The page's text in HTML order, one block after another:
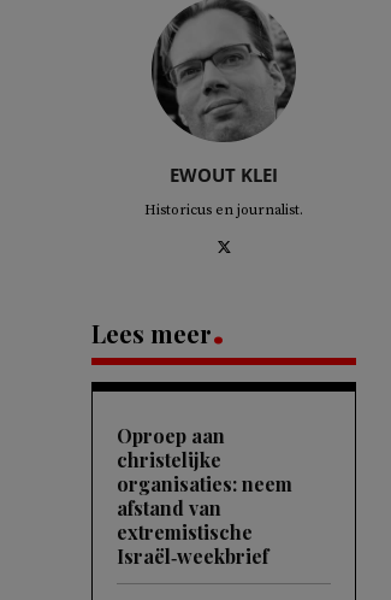
EWOUT KLEI
Historicus en journalist.
Lees meer
Oproep aan
christelijke
organisaties: neem
afstand van
extremistische
Israël‑weekbrief